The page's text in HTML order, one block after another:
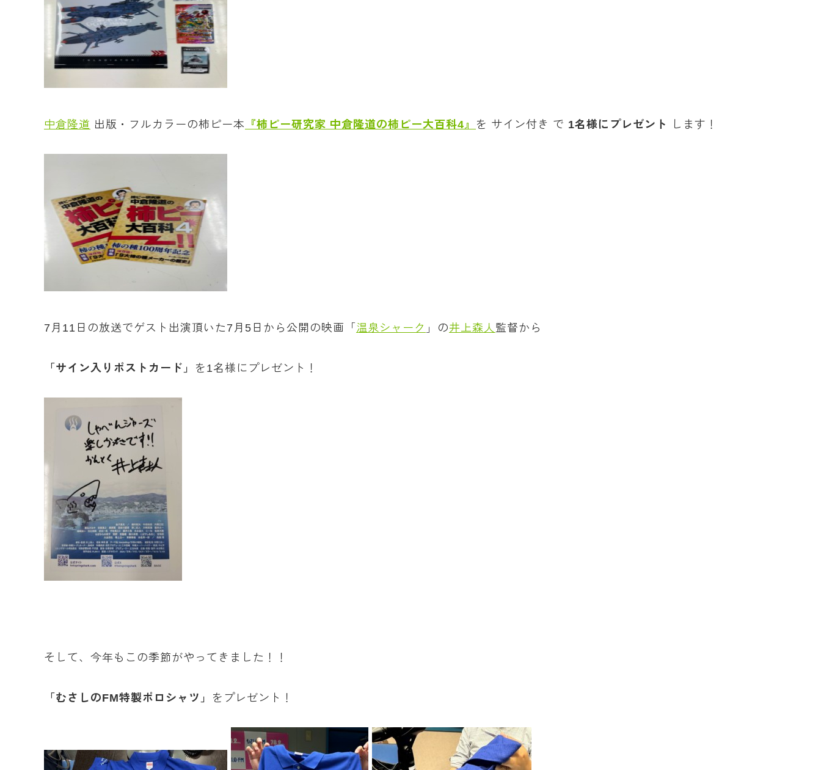
中倉隆道 出版・フルカラーの柿ピー本 『柿ピー研究家 中倉隆道の柿ピー大百科4』 を サイン付き で 1名様にプレゼント します！
7月11日の放送でゲスト出演頂いた7月5日から公開の映画「 温泉シャーク 」の井上森人 監督から
「サイン入りポストカード」 を1名様にプレゼント！
そして、今年もこの季節がやってきました！！
「むさしのFM特製ポロシャツ」 をプレゼント！